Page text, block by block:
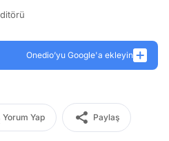
Onedio’yu Google'a ekleyin
Yorum Yap Paylaş